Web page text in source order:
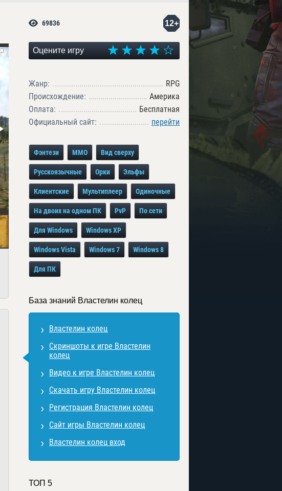
12+
69836
Оцените игру
Жанр:
RPG
Происхождение:
Америка
Оплата:
Бесплатная
Официальный сайт:
перейти
Фэнтези MMO Вид сверху
Русскоязычные Орки Эльфы
Клиентские Мультиплеер Одиночные
На двоих на одном ПК PvP По сети
Для Windows Windows XP
Windows Vista Windows 7 Windows 8
Для ПК
База знаний Властелин колец
Властелин колец
Скриншоты к игре Властелин
колец
Видео к игре Властелин колец
Скачать игру Властелин колец
Регистрация Властелин колец
Сайт игры Властелин колец
Властелин колец вход
ТОП 5